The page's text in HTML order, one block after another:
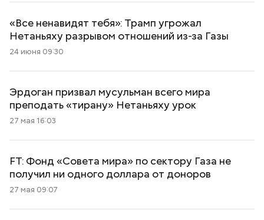
«Все ненавидят тебя»: Трамп угрожал
Нетаньяху разрывом отношений из-за Газы
24 июня 09:30
Эрдоган призвал мусульман всего мира
преподать «тирану» Нетаньяху урок
27 мая 16:03
FT: Фонд «Совета мира» по сектору Газа не
получил ни одного доллара от доноров
27 мая 09:07